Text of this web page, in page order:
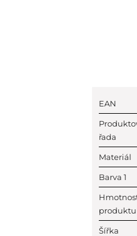
EAN
řada
Materiál
Barva 1
produktu
Šířka